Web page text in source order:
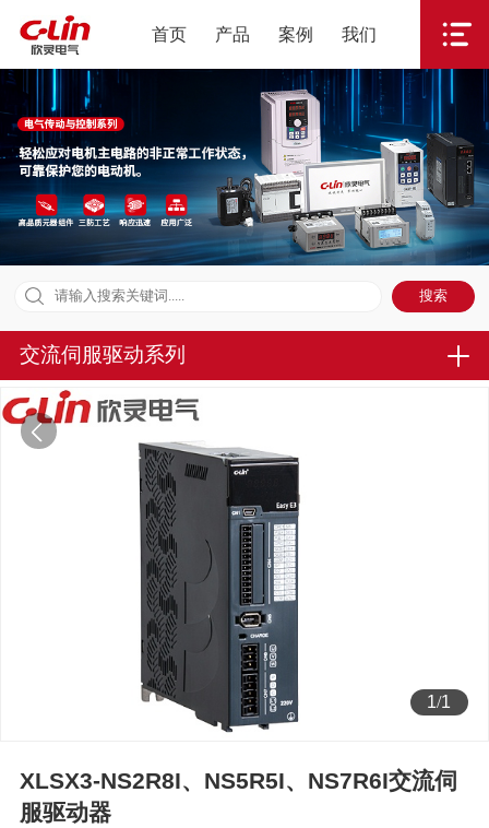
首页 产品 案例 我们
交流伺服驱动系列
1/1
XLSX3-NS2R8I、NS5R5I、NS7R6I交流伺
服驱动器